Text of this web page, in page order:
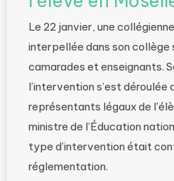
Le 22 janvier, une
interpellée dans son collège
camarades et enseignants.
l’intervention s’est déroulée
représentants légaux de
ministre de l’Éducation
type d’intervention était
réglementation.